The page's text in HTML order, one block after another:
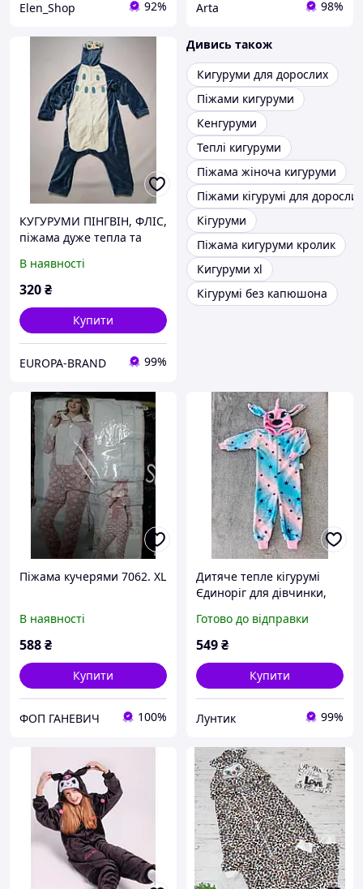
Elen_Shop 92% Arta 98%
КУГУРУМИ ПІНГВІН, ФЛІС,
піжама дуже тепла та
В наявності
320₴
Купити
EUROPA-BRAND 99%
Дивись також
Кигуруми для дорослих
Піжами кигуруми
Кенгуруми
Теплі кигуруми
Піжама жіноча кигуруми
Піжами кігурумі для дорослих
Кігуруми
Піжама кигуруми кролик
Кигуруми xl
Кігурумі без капюшона
Піжама кучерями 7062. XL
В наявності
588₴
Купити
ФОП ГАНЕВИЧ 100%
Дитяче тепле кігурумі
Єдиноріг для дівчинки,
86-122 см
Готово до відправки
549₴
Купити
Лунтик 99%